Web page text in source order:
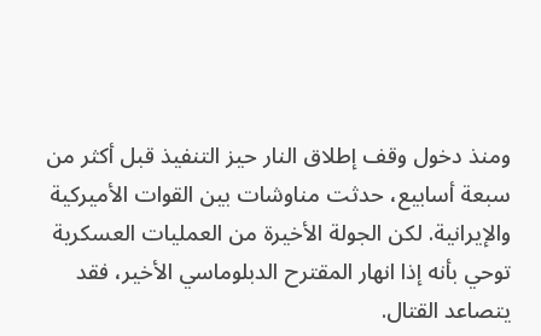
ومنذ دخول وقف إطلاق النار حيز التنفيذ قبل أكثر من
سبعة أسابيع، حدثت مناوشات بين القوات الأميركية
والإيرانية. لكن الجولة الأخيرة من العمليات العسكرية
توحي بأنه إذا انهار المقترح الدبلوماسي الأخير، فقد
يتصاعد القتال.